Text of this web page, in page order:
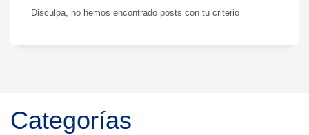
Disculpa, no hemos encontrado posts con tu criterio
Categorías